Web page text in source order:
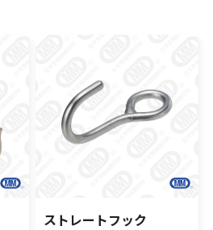
ストレートフック